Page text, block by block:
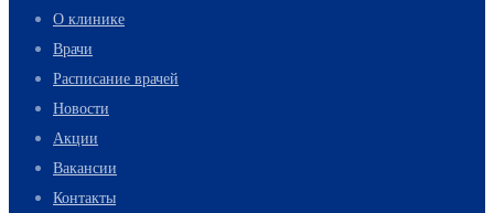
О клинике
Врачи
Расписание врачей
Новости
Акции
Вакансии
Контакты